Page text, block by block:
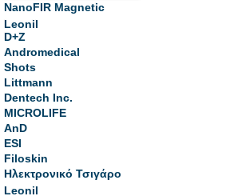
NanoFIR Magnetic
Leonil
D+Z
Andromedical
Shots
Littmann
Dentech Inc.
MICROLIFE
AnD
ESI
Filoskin
Ηλεκτρονικό Τσιγάρο
Leonil